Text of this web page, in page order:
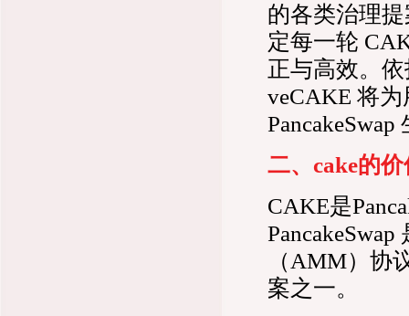
的各类治理提
定每一轮
正与高效。
veCAKE 将
二、cake的
CAKE是
（AMM）协
案之一。